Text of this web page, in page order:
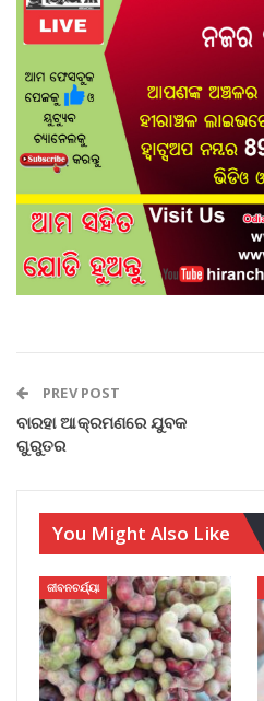
PREV POST
ବାରହା ଆକ୍ରମଣରେ ଯୁବକ
ଗୁରୁତର
You Might Also Like
ଜୀବନଚର୍ଯ୍ୟା